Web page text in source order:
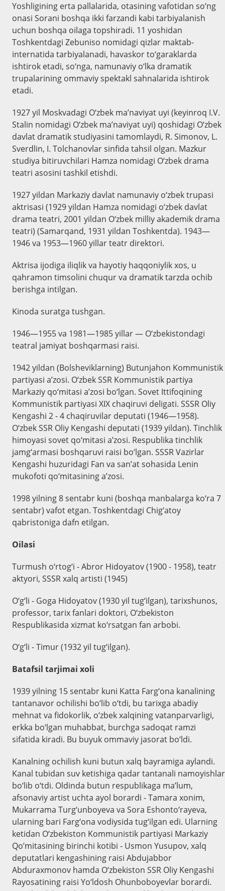
Yoshligining erta pallalarida, otasining vafotidan so‘ng
onasi Sorani boshqa ikki farzandi kabi tarbiyalanish
uchun boshqa oilaga topshiradi. 11 yoshidan
Toshkentdagi Zebuniso nomidagi qizlar maktab-
internatida tarbiyalanadi, havaskor to‘garaklarda
ishtirok etadi, so‘nga, namunaviy o‘lka dramatik
trupalarining ommaviy spektakl sahnalarida ishtirok
etadi.
1927 yil Moskvadagi O‘zbek ma’naviyat uyi (keyinroq I.V.
Stalin nomidagi O‘zbek ma’naviyat uyi) qoshidagi O‘zbek
davlat dramatik studiyasini tamomlaydi, R. Simonov, L.
Sverdlin, I. Tolchanovlar sinfida tahsil olgan. Mazkur
studiya bitiruvchilari Hamza nomidagi O‘zbek drama
teatri asosini tashkil etishdi.
1927 yildan Markaziy davlat namunaviy o‘zbek trupasi
aktrisasi (1929 yildan Hamza nomidagi o‘zbek davlat
drama teatri, 2001 yildan O‘zbek milliy akademik drama
teatri) (Samarqand, 1931 yildan Toshkentda). 1943—
1946 va 1953—1960 yillar teatr direktori.
Aktrisa ijodiga iliqlik va hayotiy haqqoniylik xos, u
qahramon timsolini chuqur va dramatik tarzda ochib
berishga intilgan.
Kinoda suratga tushgan.
1946—1955 va 1981—1985 yillar — O‘zbekistondagi
teatral jamiyat boshqarmasi raisi.
1942 yildan (Bolsheviklarning) Butunjahon Kommunistik
partiyasi a’zosi. O‘zbek SSR Kommunistik partiya
Markaziy qo‘mitasi a’zosi bo‘lgan. Sovet Ittifoqining
Kommunistik partiyasi XIX chaqiruvi deligati. SSSR Oliy
Kengashi 2 - 4 chaqiruvilar deputati (1946—1958).
O‘zbek SSR Oliy Kengashi deputati (1939 yildan). Tinchlik
himoyasi sovet qo‘mitasi a’zosi. Respublika tinchlik
jamg‘armasi boshqaruvi raisi bo‘lgan. SSSR Vazirlar
Kengashi huzuridagi Fan va san’at sohasida Lenin
mukofoti qo‘mitasining a’zosi.
1998 yilning 8 sentabr kuni (boshqa manbalarga ko‘ra 7
sentabr) vafot etgan. Toshkentdagi Chig‘atoy
qabristoniga dafn etilgan.
Oilasi
Turmush o‘rtog‘i - Abror Hidoyatov (1900 - 1958), teatr
aktyori, SSSR xalq artisti (1945)
O‘g‘li - Gogа Hidoyatov (1930 yil tug‘ilgan), tarixshunos,
professor, tarix fanlari doktori, O‘zbekiston
Respublikasida xizmat ko‘rsatgan fan arbobi.
O‘g‘li - Timur (1932 yil tug‘ilgan).
Batafsil tarjimai xoli
1939 yilning 15 sentabr kuni Katta Farg‘ona kanalining
tantanavor ochilishi bo‘lib o‘tdi, bu tarixga abadiy
mehnat va fidokorlik, o‘zbek xalqining vatanparvarligi,
erkka bo‘lgan muhabbat, burchga sadoqat ramzi
sifatida kiradi. Bu buyuk ommaviy jasorat bo‘ldi.
Kanalning ochilish kuni butun xalq bayramiga aylandi.
Kanal tubidan suv ketishiga qadar tantanali namoyishlar
bo‘lib o‘tdi. Oldinda butun respublikaga ma’lum,
afsonaviy artist uchta ayol borardi - Tamara xonim,
Mukarrama Turg‘unboyeva va Sora Eshonto‘rayeva,
ularning bari Farg‘ona vodiysida tug‘ilgan edi. Ularning
ketidan O‘zbekiston Kommunistik partiyasi Markaziy
Qo’mitasining birinchi kotibi - Usmon Yusupov, xalq
deputatlari kengashining raisi Abdujabbor
Abduraxmonov hamda O‘zbekiston SSR Oliy Kengashi
Rayosatining raisi Yo‘ldosh Ohunboboyevlar borardi.